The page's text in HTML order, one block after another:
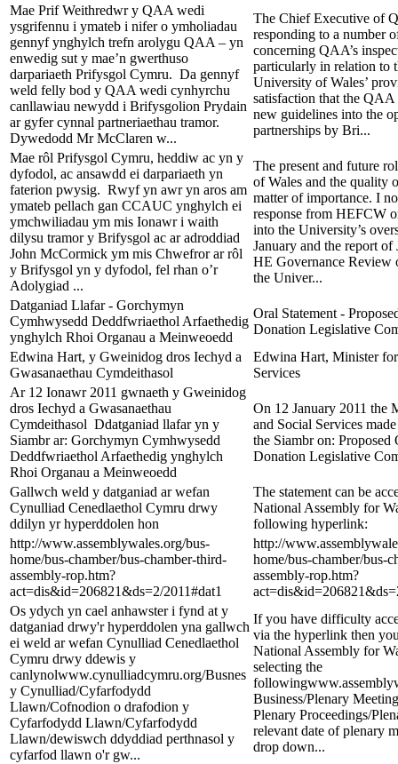
Mae Prif Weithredwr y QAA wedi
ysgrifennu i ymateb i nifer o ymholiadau
gennyf ynghylch trefn arolygu QAA – yn
enwedig sut y mae’n gwerthuso
darpariaeth Prifysgol Cymru. Da gennyf
weld felly bod y QAA wedi cynhyrchu
canllawiau newydd i Brifysgolion Prydain
ar gyfer cynnal partneriaethau tramor.
Dywedodd Mr McClaren w...
The Chief Executive of
responding to a number
concerning QAA’s
particularly in relation to
University of Wales’
satisfaction that the QAA
new guidelines into the
partnerships by Bri...
Mae rôl Prifysgol Cymru, heddiw ac yn y
dyfodol, ac ansawdd ei darpariaeth yn
faterion pwysig. Rwyf yn awr yn aros am
ymateb pellach gan CCAUC ynghylch ei
ymchwiliadau ym mis Ionawr i waith
dilysu tramor y Brifysgol ac ar adroddiad
John McCormick ym mis Chwefror ar rôl
y Brifysgol yn y dyfodol, fel rhan o’r
Adolygiad ...
The present and future
of Wales and the quality
matter of importance. I
response from HEFCW
into the University’s
January and the report of
HE Governance Review
the Univer...
Datganiad Llafar - Gorchymyn
Cymhwysedd Deddfwriaethol Arfaethedig
ynghylch Rhoi Organau a Meinweoedd
Oral Statement -
Donation Legislative
Edwina Hart, y Gweinidog dros Iechyd a
Gwasanaethau Cymdeithasol
Edwina Hart, Minister
Services
Ar 12 Ionawr 2011 gwnaeth y Gweinidog
dros Iechyd a Gwasanaethau
Cymdeithasol Ddatganiad llafar yn y
Siambr ar: Gorchymyn Cymhwysedd
Deddfwriaethol Arfaethedig ynghylch
Rhoi Organau a Meinweoedd
On 12 January 2011 the
and Social Services
the Siambr on: Proposed
Donation Legislative
Gallwch weld y datganiad ar wefan
Cynulliad Cenedlaethol Cymru drwy
ddilyn yr hyperddolen hon
The statement can be
National Assembly for
following hyperlink:
http://www.assemblywales.org/bus-
home/bus-chamber/bus-chamber-third-
assembly-rop.htm?
act=dis&id=206821&ds=2/2011#dat1
http://
home/bus-chamber/bus-
assembly-rop.htm?
Os ydych yn cael anhawster i fynd at y
datganiad drwy'r hyperddolen yna gallwch
ei weld ar wefan Cynulliad Cenedlaethol
Cymru drwy ddewis y
canlynolwww.cynulliadcymru.org/Busnes
y Cynulliad/Cyfarfodydd
Llawn/Cofnodion o drafodion y
Cyfarfodydd Llawn/Cyfarfodydd
Llawn/dewiswch ddyddiad perthnasol y
cyfarfod llawn o'r gw...
If you have difficulty
via the hyperlink then
National Assembly for
selecting the
Business/Plenary
Plenary Proceedings/
relevant date of plenary
drop down...